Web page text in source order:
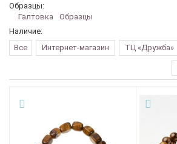
Образцы:
Галтовка
Образцы
Наличие:
Все
Интернет-магазин ТЦ «Дружба»